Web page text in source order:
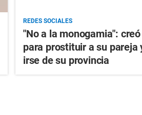
REDES SOCIALES
"No a la monogamia":
para prostituir a su pareja
irse de su provincia